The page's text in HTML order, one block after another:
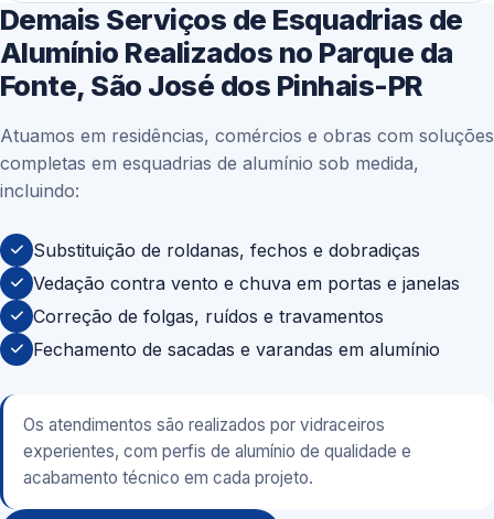
Demais Serviços de Esquadrias de
Alumínio Realizados no Parque da
Fonte, São José dos Pinhais-PR
Atuamos em residências, comércios e obras com soluções
completas em esquadrias de alumínio sob medida,
incluindo:
Substituição de roldanas, fechos e dobradiças
Vedação contra vento e chuva em portas e janelas
Correção de folgas, ruídos e travamentos
Fechamento de sacadas e varandas em alumínio
Os atendimentos são realizados por vidraceiros
experientes, com perfis de alumínio de qualidade e
acabamento técnico em cada projeto.